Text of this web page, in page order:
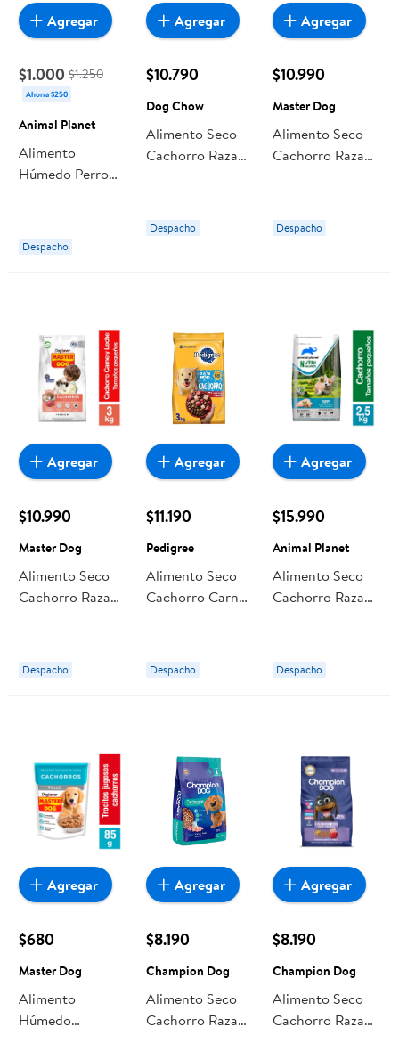
$1.000 $1.250
Ahorra $250
Animal Planet
Alimento
Húmedo Perro
Pechuga De
Pollo Con
Despacho
Agregar
$10.790
Dog Chow
Alimento Seco
Cachorro Raza
Dog Chow
Despacho
Agregar
$10.990
Master Dog
Alimento Seco
Cachorro Raza
Leche Bolsa 3 Kg
Master Dog
Despacho
Agregar
$10.990
Master Dog
Alimento Seco
Cachorro Raza
Master Dog
Despacho
Agregar
$11.190
Pedigree
Alimento Seco
Cachorro Carne
Despacho
Agregar
$15.990
Animal Planet
Alimento Seco
Cachorro Raza
Kg Animal Planet
Despacho
Agregar
$680
Master Dog
Alimento
Húmedo
Agregar
$8.190
Champion Dog
Alimento Seco
Cachorro Raza
Agregar
$8.190
Champion Dog
Alimento Seco
Cachorro Raza
Agregar